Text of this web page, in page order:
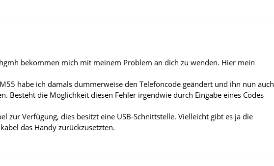
bekommen mich mit meinem Problem an dich zu wenden. Hier mein
habe ich damals dummerweise den Telefoncode geändert und ihn nun auch
Besteht die Möglichkeit diesen Fehler irgendwie durch Eingabe eines Codes
zur Verfügung, dies besitzt eine USB-Schnittstelle. Vielleicht gibt es ja die
das Handy zurückzusetzten.